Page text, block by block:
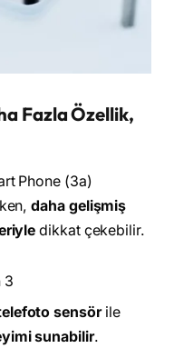
Fazla Özellik,
Phone (3a)
daha gelişmiş
dikkat çekebilir.
3
sensörile
sunabilir.